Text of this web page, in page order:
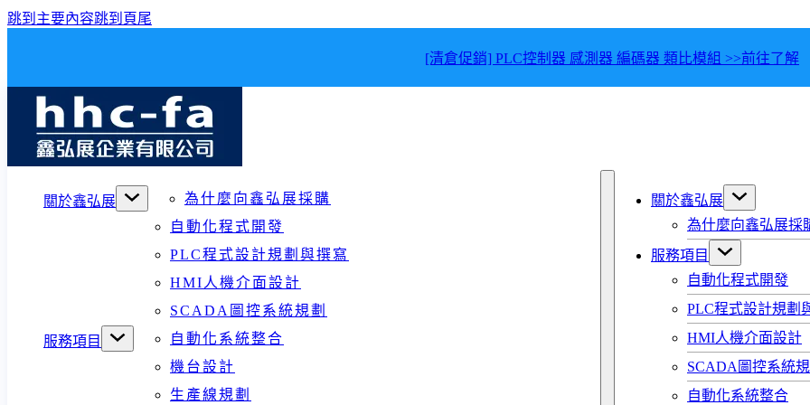
跳到主要內容跳到頁尾
[清倉促銷] PLC控制器 感測器 編碼器 類比模組 >>前往了解
關於鑫弘展 為什麼向鑫弘展採購
服務項目
自動化程式開發
PLC程式設計規劃與撰寫
HMI人機介面設計
SCADA圖控系統規劃
自動化系統整合
機台設計
生產線規劃
關於鑫弘展
為什麼向鑫弘展採
服務項目
自動化程式開發
PLC程式設計規劃
HMI人機介面設計
SCADA圖控系統規
自動化系統整合